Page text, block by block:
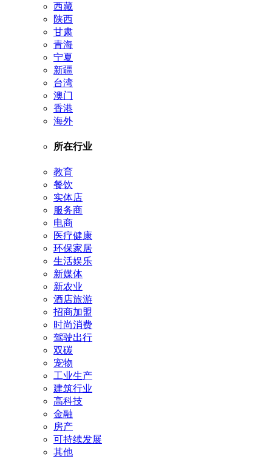
西藏
陕西
甘肃
青海
宁夏
新疆
台湾
澳门
香港
海外
所在行业
教育
餐饮
实体店
服务商
电商
医疗健康
环保家居
生活娱乐
新媒体
新农业
酒店旅游
招商加盟
时尚消费
驾驶出行
双碳
宠物
工业生产
建筑行业
高科技
金融
房产
可持续发展
其他